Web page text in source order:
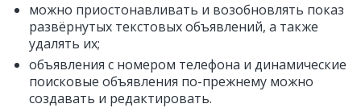
можно приостонавливать и возобновлять показ
развёрнутых текстовых объявлений, а также
удалять их;
объявления с номером телефона и динамические
поисковые объявления по-прежнему можно
создавать и редактировать.